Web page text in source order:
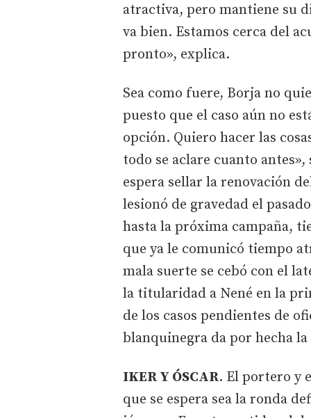
atractiva, pero mantiene su
va bien. Estamos cerca del
pronto», explica.
Sea como fuere, Borja no
puesto que el caso aún no
opción. Quiero hacer las
todo se aclare cuanto
espera sellar la renovación
lesionó de gravedad el
hasta la próxima campaña,
que ya le comunicó tiempo
mala suerte se cebó con el
la titularidad a Nené en la
de los casos pendientes de
blanquinegra da por hecha
IKER Y ÓSCAR. El portero y
que se espera sea la ronda